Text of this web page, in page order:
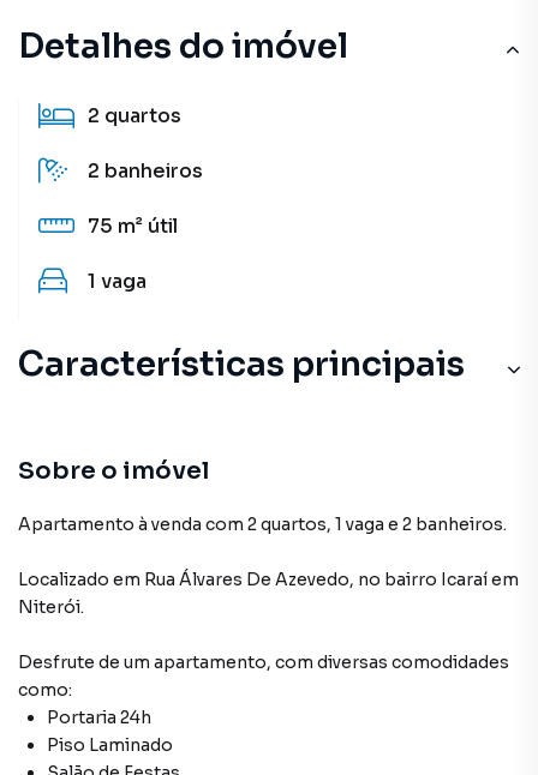
Detalhes do imóvel
2 quartos
2 banheiros
75 m² útil
1 vaga
Características principais
Sobre o imóvel
Apartamento à venda com 2 quartos, 1 vaga e 2 banheiros.
Localizado em Rua Álvares De Azevedo, no bairro Icaraíem
Niterói.
Desfrute de um apartamento, com diversas comodidades
como:
Portaria 24h
Piso Laminado